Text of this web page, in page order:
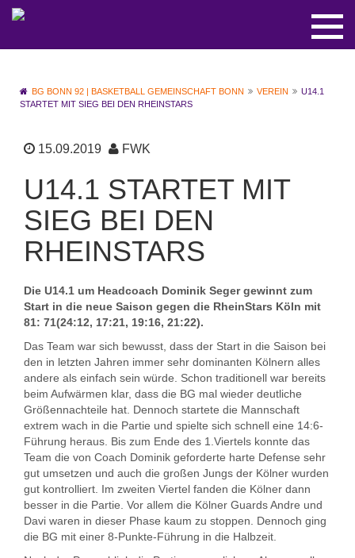
BG BONN 92 | BASKETBALL GEMEINSCHAFT BONN VEREIN
U14.1
STARTET MIT SIEG BEI DEN RHEINSTARS
15.09.2019 FWK
U14.1 STARTET MIT
SIEG BEI DEN
RHEINSTARS
Die U14.1 um Headcoach Dominik Seger gewinnt zum
Start in die neue Saison gegen die RheinStars Köln mit
81: 71(24:12, 17:21, 19:16, 21:22).
Das Team war sich bewusst, dass der Start in die Saison bei
den in letzten Jahren immer sehr dominanten Kölnern alles
andere als einfach sein würde. Schon traditionell war bereits
beim Aufwärmen klar, dass die BG mal wieder deutliche
Größennachteile hat. Dennoch startete die Mannschaft
extrem wach in die Partie und spielte sich schnell eine 14:6-
Führung heraus. Bis zum Ende des 1.Viertels konnte das
Team die von Coach Dominik geforderte harte Defense sehr
gut umsetzen und auch die großen Jungs der Kölner wurden
gut kontrolliert. Im zweiten Viertel fanden die Kölner dann
besser in die Partie. Vor allem die Kölner Guards Andre und
Davi waren in dieser Phase kaum zu stoppen. Dennoch ging
die BG mit einer 8-Punkte-Führung in die Halbzeit.